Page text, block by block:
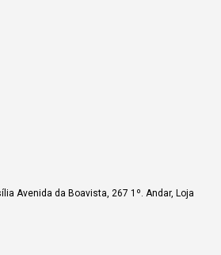
Avenida da Boavista, 267 1º. Andar, Loja